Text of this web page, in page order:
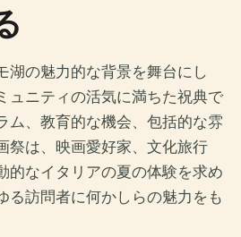
湖の魅力的な背景を舞台にし
ュニティの活気に満ちた祝典で
ム、教育的な機会、包括的な雰
祭は、映画愛好家、文化旅行
的なイタリアの夏の体験を求め
る訪問者に何かしらの魅力をも